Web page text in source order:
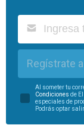
Regístrate
Al someter tu
Condiciones de
especiales de
Podrás optar